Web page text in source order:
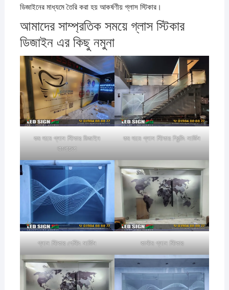
ডিজাইনের মাধ্যমে তৈরি করা হয় আকর্ষণীয় গ্লাস স্টিকার।
আমাদের সাম্প্রতিক সময়ে গ্লাস স্টিকার
ডিজাইন এর কিছু নমুনা
কম দামে গ্লাস স্টিকার ডিজাইন
বাংলাদেশ
কম দামে গ্লাস স্টিকার প্রিন্টিং সার্ভিস
গ্লাস স্টিকার পেস্টিং সার্ভিস কাস্টম গ্লাস স্টিকার